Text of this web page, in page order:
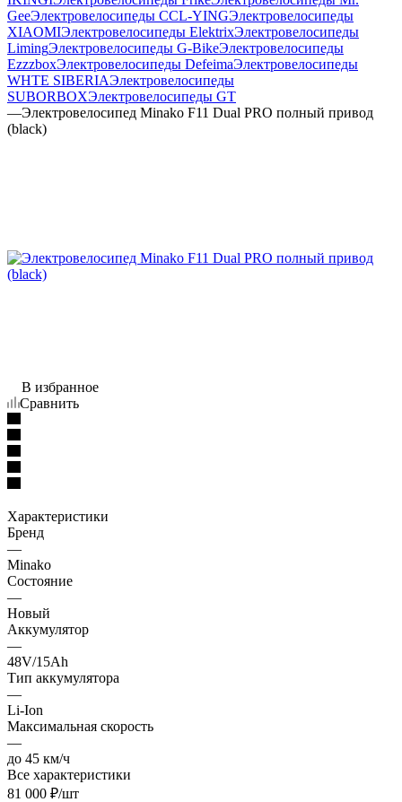
GeeЭлектровелосипеды CCL-YINGЭлектровелосипеды
XIAOMIЭлектровелосипеды ElektrixЭлектровелосипеды
LimingЭлектровелосипеды G-BikeЭлектровелосипеды
EzzzboxЭлектровелосипеды DefeimaЭлектровелосипеды
WHTE SIBERIAЭлектровелосипеды
SUBORBOXЭлектровелосипеды GT
—Электровелосипед Minako F11 Dual PRO полный привод
(black)
В избранное
Сравнить
Характеристики
Бренд
—
Minako
Состояние
—
Новый
Аккумулятор
—
48V/15Ah
Тип аккумулятора
—
Li-Ion
Максимальная скорость
—
до 45 км/ч
Все характеристики
81 000 ₽/шт